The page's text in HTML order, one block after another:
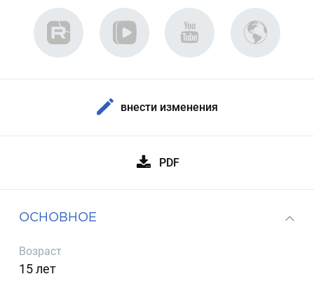
внести изменения
PDF
ОСНОВНОЕ
Возраст
15 лет